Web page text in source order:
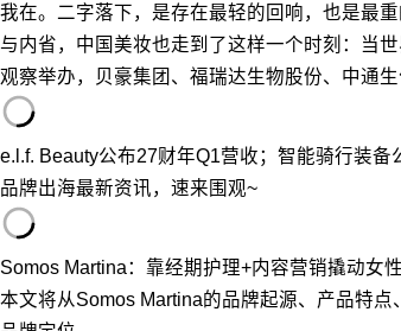
我在。二字落下，是存在最轻的回响，也是最
与内省，中国美妆也走到了这样一个时刻：当
观察举办，贝豪集团、福瑞达生物股份、中通
e.l.f. Beauty公布27财年Q1营收；智能骑行装
品牌出海最新资讯，速来围观~
Somos Martina：靠经期护理+内容营销撬动女
本文将从Somos Martina的品牌起源、产品特